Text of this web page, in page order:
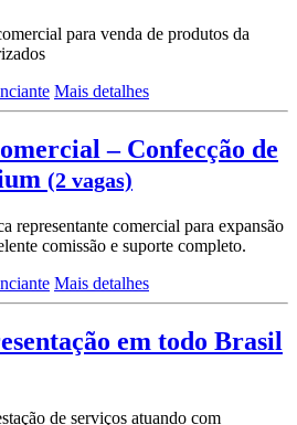
para venda de produtos da
Mais detalhes
– Confecção de
(2 vagas)
representante comercial para expansão
comissão e suporte completo.
Mais detalhes
em todo Brasil
de serviços atuando com